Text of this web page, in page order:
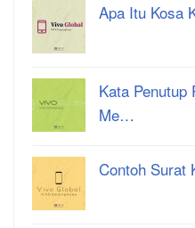
Apa Itu Kosa
Kata
Me…
Contoh Surat